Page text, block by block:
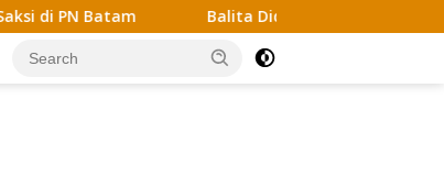
Balita Diduga Dicabuli Saat Dititipkan ke